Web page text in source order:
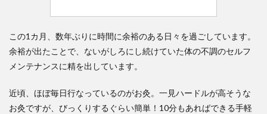
この1カ月、数年ぶりに時間に余裕のある日々を過ごしています。
余裕が出たことで、ないがしろにし続けていた体の不調のセルフ
メンテナンスに精を出しています。
近頃、ほぼ毎日行なっているのがお灸。一見ハードルが高そうな
お灸ですが、びっくりするぐらい簡単！10分もあればできる手軽